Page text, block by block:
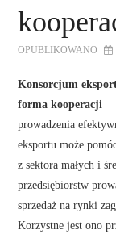
NASZE
KONTAKT
OPUBLIKOWANO
Konsorcjum
forma kooperacji
prowadzenia
eksportu może
z sektora małych i
przedsiębiorstw
sprzedaż na rynki
Korzystne jest ono